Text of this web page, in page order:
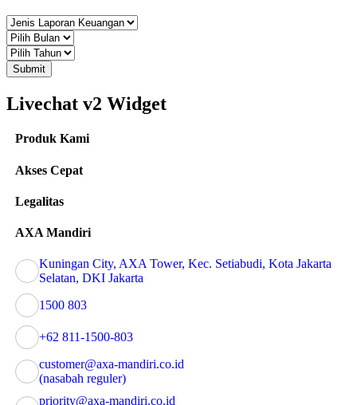
Submit
Livechat v2 Widget
Produk Kami
Akses Cepat
Legalitas
AXA Mandiri
Kuningan City, AXA Tower, Kec. Setiabudi, Kota Jakarta
Selatan, DKI Jakarta
1500 803
+62 811-1500-803
customer@axa-mandiri.co.id
(nasabah reguler)
priority@axa-mandiri.co.id